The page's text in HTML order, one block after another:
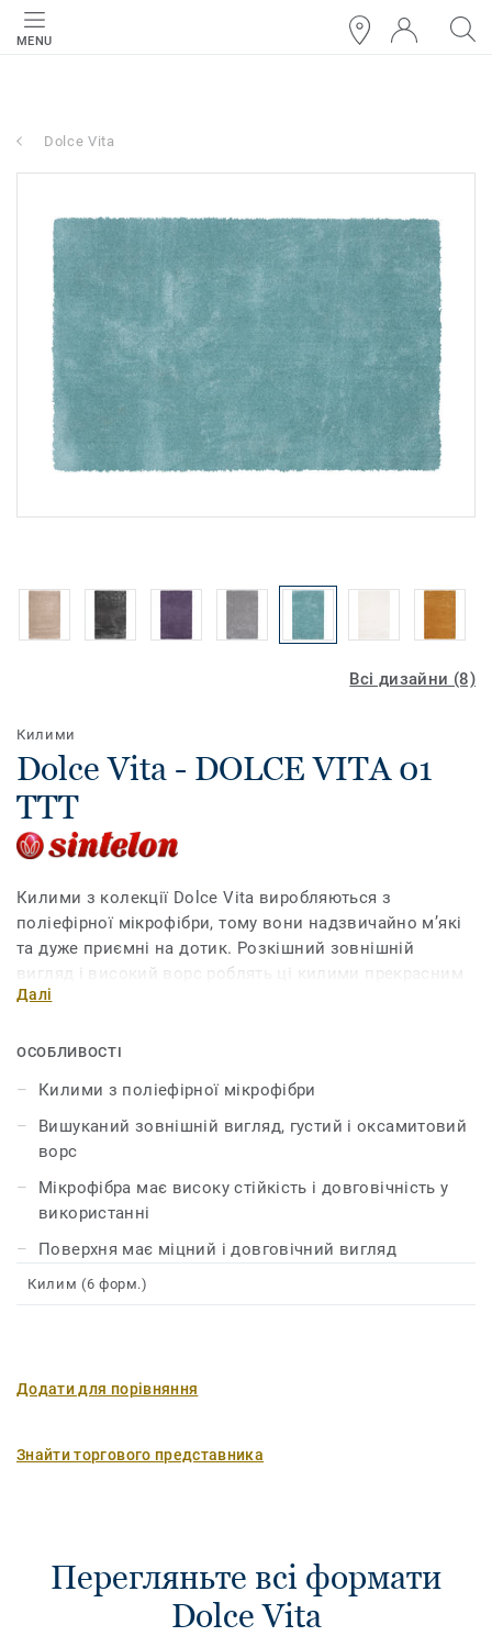
MENU
Dolce Vita
Всі дизайни (8)
Килими
Dolce Vita - DOLCE VITA 01
TTT
Килими з колекції Dolce Vita виробляються з
поліефірної мікрофібри, тому вони надзвичайно м’які
та дуже приємні на дотик. Розкішний зовнішній
вигляд і високий ворс роблять ці килими прекрасним
вибором для спалень або віталень. Мікрофібра
кошлатиться і не розтягується. Тому ви довгі роки
килиму.
Далі
ОСОБЛИВОСТІ
Килими з поліефірної мікрофібри
Вишуканий зовнішній вигляд, густий і оксамитовий
ворс
Мікрофібра має високу стійкість і довговічність у
використанні
Поверхня має міцний і довговічний вигляд
Килим (6 форм.)
Додати для порівняння
Знайти торгового представника
Перегляньте всі формати
Dolce Vita